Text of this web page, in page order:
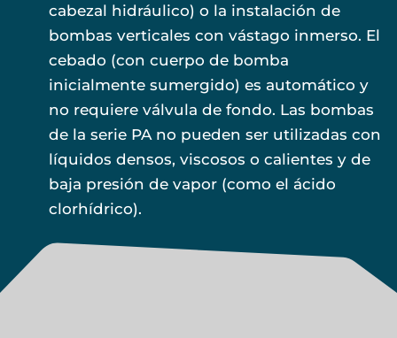
cabezal hidráulico) o la instalación de
bombas verticales con vástago inmerso. El
cebado (con cuerpo de bomba
inicialmente sumergido) es automático y
no requiere válvula de fondo. Las bombas
de la serie PA no pueden ser utilizadas con
líquidos densos, viscosos o calientes y de
baja presión de vapor (como el ácido
clorhídrico).